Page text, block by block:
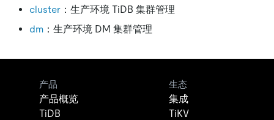
cluster ：生产环境 TiDB 集群管理
dm ：生产环境 DM 集群管理
产品
产品概览
TiDB
生态
集成
TiKV